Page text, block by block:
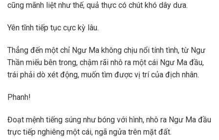
cũng mãnh liệt như thế, quả thực có chút khó dây dưa.
Yên tĩnh tiếp tục cực kỳ lâu.
Thẳng đến một chỉ Ngư Ma không chịu nổi tính tình, từ Ngư
Thần miếu bên trong, chậm rãi nhô ra một cái Ngư Ma đầu,
trái phải dò xét động, muốn tìm được vị trí của địch nhân.
Phanh!
Đoạt mệnh tiếng súng như bóng với hình, nhô ra Ngư Ma đầu
trực tiếp nghiêng một cái, ngã ngửa trên mặt đất.